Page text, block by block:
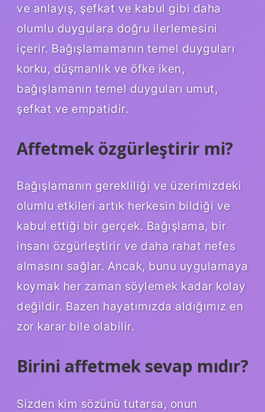
ve anlayış, şefkat ve kabul gibi daha
olumlu duygulara doğru ilerlemesini
içerir. Bağışlamamanın temel duyguları
korku, düşmanlık ve öfke iken,
bağışlamanın temel duyguları umut,
şefkat ve empatidir.
Affetmek özgürleştirir mi?
Bağışlamanın gerekliliği ve üzerimizdeki
olumlu etkileri artık herkesin bildiği ve
kabul ettiği bir gerçek. Bağışlama, bir
insanı özgürleştirir ve daha rahat nefes
almasını sağlar. Ancak, bunu uygulamaya
koymak her zaman söylemek kadar kolay
değildir. Bazen hayatımızda aldığımız en
zor karar bile olabilir.
Birini affetmek sevap mıdır?
Sizden kim sözünü tutarsa, onun